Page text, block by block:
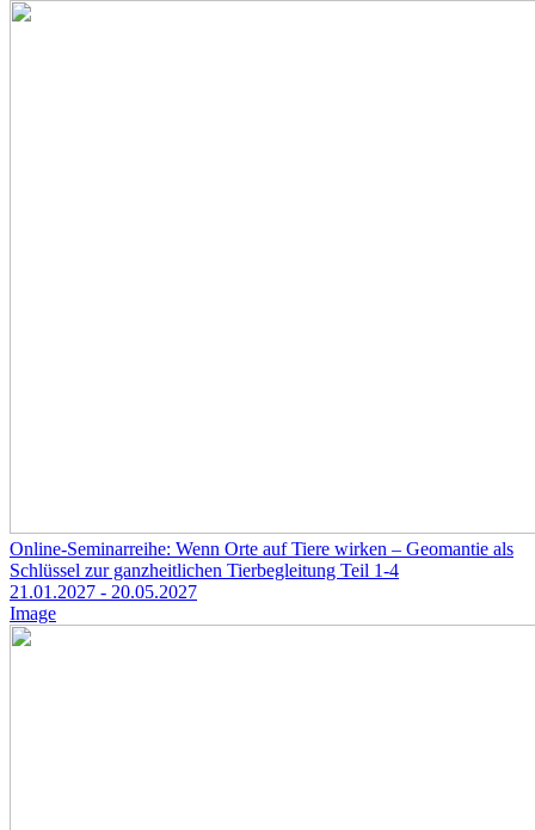
Online-Seminarreihe: Wenn Orte auf Tiere wirken – Geomantie als
Schlüssel zur ganzheitlichen Tierbegleitung Teil 1-4
21.01.2027 - 20.05.2027
Image